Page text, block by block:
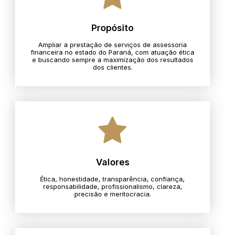
Propósito
Ampliar a prestação de serviços de assessoria
financeira no estado do Paraná, com atuação ética
e buscando sempre a maximização dos resultados
dos clientes.
Valores
Ética, honestidade, transparência, confiança,
responsabilidade, profissionalismo, clareza,
precisão e meritocracia.​